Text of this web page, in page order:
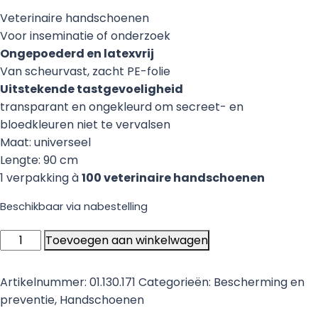
Veterinaire handschoenen
Voor inseminatie of onderzoek
Ongepoederd en latexvrij
Van scheurvast, zacht PE-folie
Uitstekende tastgevoeligheid
transparant en ongekleurd om secreet- en
bloedkleuren niet te vervalsen
Maat: universeel
Lengte: 90 cm
1 verpakking à100 veterinaire handschoenen
Beschikbaar via nabestelling
Veterinaire
handschoenen
groen
-
100
Toevoegen aan winkelwagen
Artikelnummer: 01.130.171 Categorieën: Bescherming en
preventie, Handschoenen